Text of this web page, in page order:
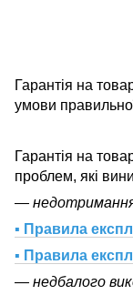
Гарантія на
умови
Гарантія на
проблем, які
—
▪ Правила
▪ Правила
— недбалого